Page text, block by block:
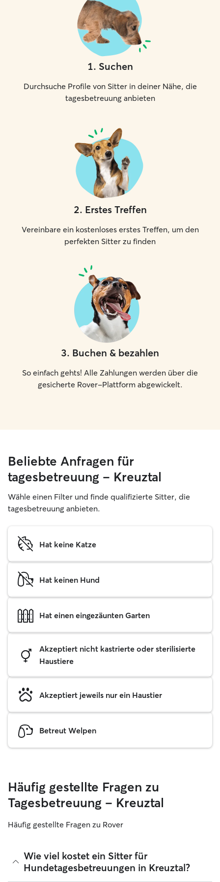
1. Suchen
Durchsuche Profile von Sitter in deiner Nähe, die
tagesbetreuung anbieten
2. Erstes Treffen
Vereinbare ein kostenloses erstes Treffen, um den
perfekten Sitter zu finden
3. Buchen & bezahlen
So einfach gehts! Alle Zahlungen werden über die
gesicherte Rover-Plattform abgewickelt.
Beliebte Anfragen für
tagesbetreuung – Kreuztal
Wähle einen Filter und finde qualifizierte Sitter, die
tagesbetreuung anbieten.
Hat keine Katze
Hat keinen Hund
Hat einen eingezäunten Garten
Akzeptiert nicht kastrierte oder sterilisierte
Haustiere
Akzeptiert jeweils nur ein Haustier
Betreut Welpen
Häufig gestellte Fragen zu
Tagesbetreuung – Kreuztal
Häufig gestellte Fragen zu Rover
Wie viel kostet ein Sitter für
Hundetagesbetreuungen in Kreuztal?